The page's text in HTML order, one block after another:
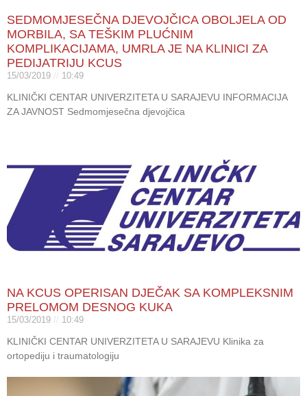
SEDMOMJESEČNA DJEVOJČICA OBOLJELA OD
MORBILA, SA TEŠKIM PLUĆNIM
KOMPLIKACIJAMA, UMRLA JE NA KLINICI ZA
PEDIJATRIJU KCUS
15/03/2019 10:49
KLINIČKI CENTAR UNIVERZITETA U SARAJEVU INFORMACIJA
ZA JAVNOST Sedmomjesečna djevojčica
NA KCUS OPERISAN DJEČAK SA KOMPLEKSNIM
PRELOMOM DESNOG KUKA
15/03/2019 10:49
KLINIČKI CENTAR UNIVERZITETA U SARAJEVU Klinika za
ortopediju i traumatologiju